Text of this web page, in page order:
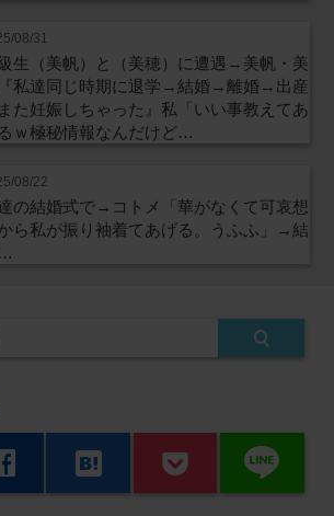
08/31
生（美帆）と（美穂）に遭遇→美帆・美
私達同じ時期に退学→結婚→離婚→出産
た妊娠しちゃった』私「いい事教えてあ
ｗ極秘情報なんだけど…
08/22
の結婚式で→コトメ「華がなくて可哀想
ら私が振り袖着てあげる。うふふ」→結
hatenabookmark line